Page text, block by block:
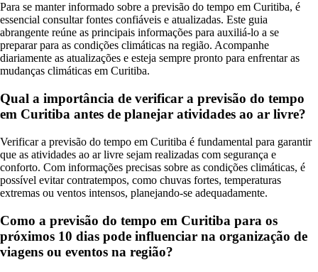
Para se manter informado sobre a previsão do tempo em Curitiba, é
essencial consultar fontes confiáveis e atualizadas. Este guia
abrangente reúne as principais informações para auxiliá-lo a se
preparar para as condições climáticas na região. Acompanhe
diariamente as atualizações e esteja sempre pronto para enfrentar as
mudanças climáticas em Curitiba.
Qual a importância de verificar a previsão do tempo
em Curitiba antes de planejar atividades ao ar livre?
Verificar a previsão do tempo em Curitiba é fundamental para garantir
que as atividades ao ar livre sejam realizadas com segurança e
conforto. Com informações precisas sobre as condições climáticas, é
possível evitar contratempos, como chuvas fortes, temperaturas
extremas ou ventos intensos, planejando-se adequadamente.
Como a previsão do tempo em Curitiba para os
próximos 10 dias pode influenciar na organização de
viagens ou eventos na região?